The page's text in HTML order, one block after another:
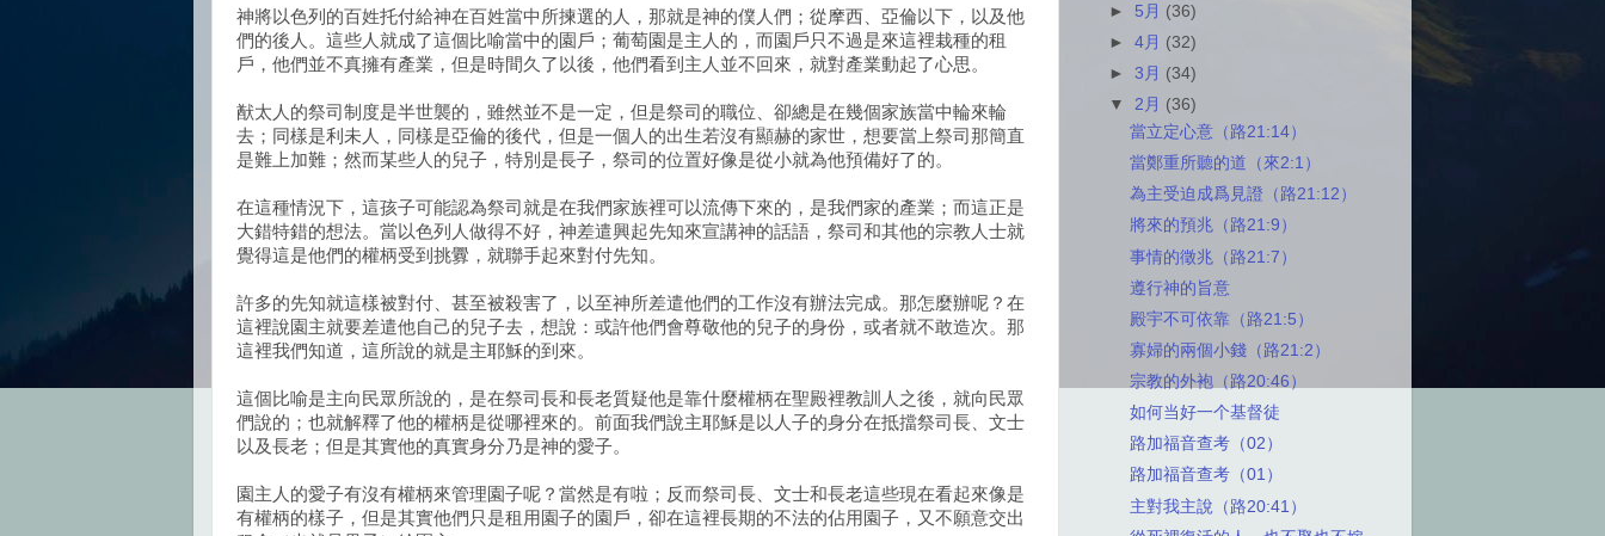
神將以色列的百姓托付給神在百姓當中所揀選的人，那就是神的僕人們；從摩西、亞倫以下，以及他
們的後人。這些人就成了這個比喻當中的園戶；葡萄園是主人的，而園戶只不過是來這裡栽種的租
戶，他們並不真擁有產業，但是時間久了以後，他們看到主人並不回來，就對產業動起了心思。
猷太人的祭司制度是半世襲的，雖然並不是一定，但是祭司的職位、卻總是在幾個家族當中輪來輪
去；同樣是利未人，同樣是亞倫的後代，但是一個人的出生若沒有顯赫的家世，想要當上祭司那簡直
是難上加難；然而某些人的兒子，特別是長子，祭司的位置好像是從小就為他預備好了的。
在這種情況下，這孩子可能認為祭司就是在我們家族裡可以流傳下來的，是我們家的產業；而這正是
大錯特錯的想法。當以色列人做得不好，神差遣興起先知來宣講神的話語，祭司和其他的宗教人士就
覺得這是他們的權柄受到挑釁，就聯手起來對付先知。
許多的先知就這樣被對付、甚至被殺害了，以至神所差遣他們的工作沒有辦法完成。那怎麼辦呢？在
這裡說園主就要差遣他自己的兒子去，想說：或許他們會尊敬他的兒子的身份，或者就不敢造次。那
這裡我們知道，這所說的就是主耶穌的到來。
這個比喻是主向民眾所說的，是在祭司長和長老質疑他是靠什麼權柄在聖殿裡教訓人之後，就向民眾
們說的；也就解釋了他的權柄是從哪裡來的。前面我們說主耶穌是以人子的身分在抵擋祭司長、文士
以及長老；但是其實他的真實身分乃是神的愛子。
園主人的愛子有沒有權柄來管理園子呢？當然是有啦；反而祭司長、文士和長老這些現在看起來像是
有權柄的樣子，但是其實他們只是租用園子的園戶，卻在這裡長期的不法的佔用園子，又不願意交出
► 5月 (36)
►4月 (32)
►3月 (34)
▼2月 (36)
當立定心意（路21:14）
當鄭重所聽的道（來2:1）
為主受迫成爲見證（路21:12）
將來的預兆（路21:9）
事情的徵兆（路21:7）
遵行神的旨意
殿宇不可依靠（路21:5）
寡婦的兩個小錢（路21:2）
宗教的外袍（路20:46）
如何当好一个基督徒
路加福音查考（02）
路加福音查考（01）
主對我主說（路20:41）